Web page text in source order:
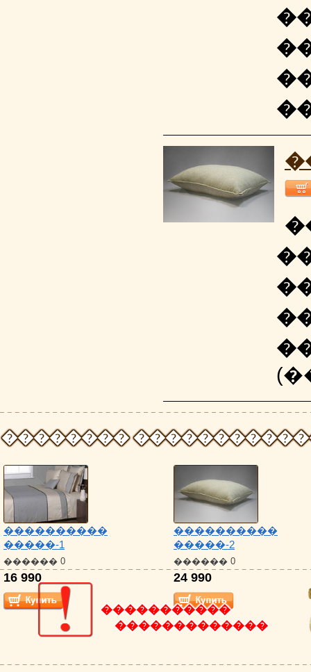
��������
����������
�����-1
������ 0
16 990
����������
�����-2
������ 0
24 990
�����������
�������������